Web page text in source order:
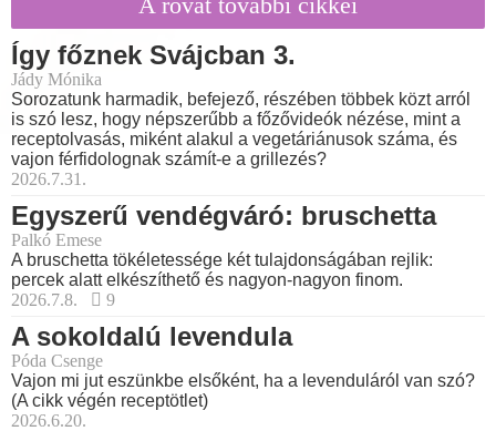
Így főznek Svájcban 3.
Jády Mónika
Sorozatunk harmadik, befejező, részében többek közt arról
is szó lesz, hogy népszerűbb a főzővideók nézése, mint a
receptolvasás, miként alakul a vegetáriánusok száma, és
vajon férfidolognak számít-e a grillezés?
2026.7.31.
Egyszerű vendégváró: bruschetta
Palkó Emese
A bruschetta tökéletessége két tulajdonságában rejlik:
percek alatt elkészíthető és nagyon-nagyon finom.
2026.7.8.
9
A sokoldalú levendula
Póda Csenge
Vajon mi jut eszünkbe elsőként, ha a levenduláról van szó?
(A cikk végén receptötlet)
2026.6.20.